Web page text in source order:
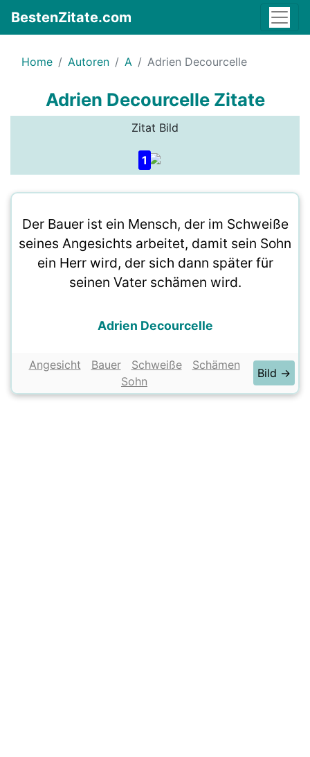
BestenZitate.com
Home Autoren A Adrien Decourcelle
Adrien Decourcelle Zitate
Zitat Bild
1
Der Bauer ist ein Mensch, der im Schweiße
seines Angesichts arbeitet, damit sein Sohn
ein Herr wird, der sich dann später für
seinen Vater schämen wird.
Adrien Decourcelle
Angesicht Bauer Schweiße
Schämen
Sohn
Bild →